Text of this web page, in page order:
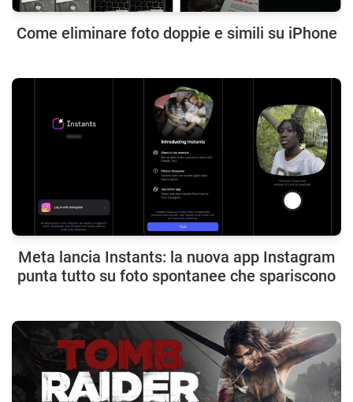
Come eliminare foto doppie e simili su iPhone
Meta lancia Instants: la nuova app Instagram
punta tutto su foto spontanee che spariscono